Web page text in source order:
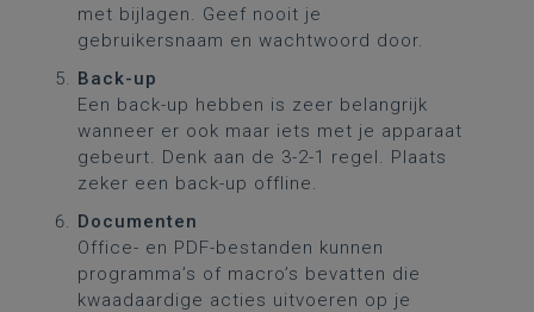
met bijlagen. Geef nooit je
gebruikersnaam en wachtwoord door.
Back-up
Een back-up hebben is zeer belangrijk
wanneer er ook maar iets met je apparaat
gebeurt. Denk aan de 3-2-1 regel. Plaats
zeker een back-up offline.
Documenten
Office- en PDF-bestanden kunnen
programma’s of macro’s bevatten die
kwaadaardige acties uitvoeren op je